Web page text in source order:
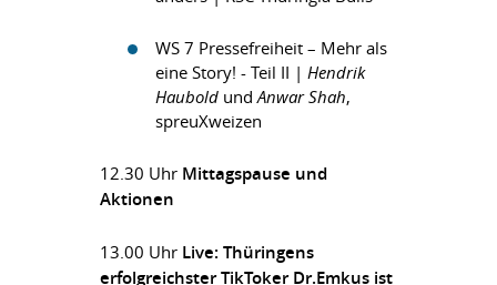
WS 7 Pressefreiheit – Mehr als
eine Story! - Teil II | Hendrik
Haubold undAnwar Shah,
spreuXweizen
12.30 Uhr Mittagspause und
Aktionen
13.00 Uhr Live: Thüringens
erfolgreichster TikToker Dr.Emkus ist